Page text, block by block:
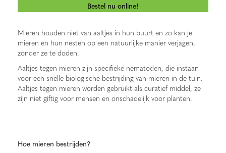
Bestel nu online!
Mieren houden niet van aaltjes in hun buurt en zo kan je
mieren en hun nesten op een natuurlijke manier verjagen,
zonder ze te doden.
Aaltjes tegen mieren zijn specifieke nematoden, die instaan
voor een snelle biologische bestrijding van mieren in de tuin.
Aaltjes tegen mieren worden gebruikt als curatief middel, ze
zijn niet giftig voor mensen en onschadelijk voor planten.
Hoe mieren bestrijden?